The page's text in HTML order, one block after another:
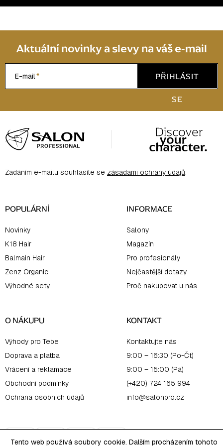
Tento web používá soubory cookie. Dalším procházením tohoto
Aktuální novinky a slevy na váš e-mail
E-mail
PŘIHLÁSIT
SE
á
p
Zadáním e-mailu souhlasíte se zásadami ochrany údajů.
POPULÁRNÍ
Novinky
K18 Hair
Balmain Hair
Zenz Organic
Výhodné sety
INFORMACE
Salony
Magazín
Pro profesionály
Nejčastější dotazy
Proč nakupovat u nás
O NÁKUPU
Výhody pro Tebe
Doprava a platba
Vrácení a reklamace
Obchodní podmínky
Ochrana osobních údajů
KONTAKT
Kontaktujte nás
9:00 – 16:30 (Po-Čt)
9:00 – 15:00 (Pá)
(+420) 724 165 994
info@salonpro.cz